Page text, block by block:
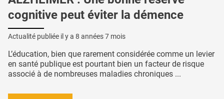
cognitive peut éviter la démence
Actualité publiée il y a 8 années 7 mois
L’éducation, bien que rarement considérée comme un levier
en santé publique est pourtant bien un facteur de risque
associé à de nombreuses maladies chroniques ...